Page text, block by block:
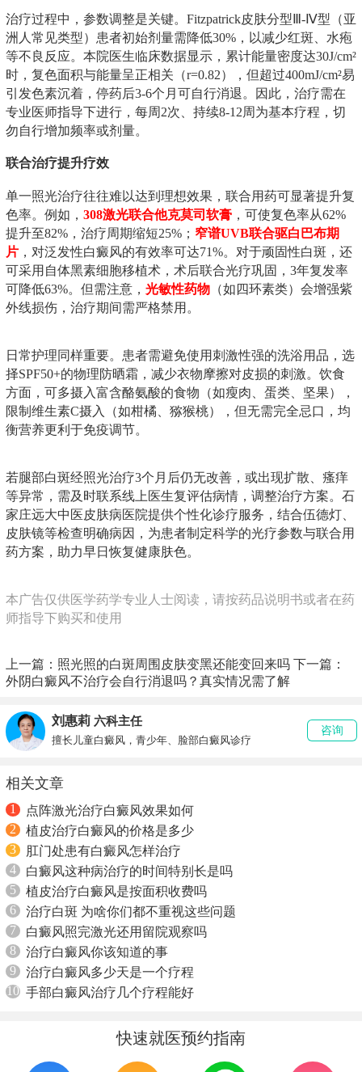
治疗过程中，参数调整是关键。Fitzpatrick皮肤分型Ⅲ-Ⅳ型（亚
洲人常见类型）患者初始剂量需降低30%，以减少红斑、水疱
等不良反应。本院医生临床数据显示，累计能量密度达30J/cm²
时，复色面积与能量呈正相关（r=0.82），但超过400mJ/cm²易
引发色素沉着，停药后3-6个月可自行消退。因此，治疗需在
专业医师指导下进行，每周2次、持续8-12周为基本疗程，切
勿自行增加频率或剂量。
联合治疗提升疗效
单一照光治疗往往难以达到理想效果，联合用药可显著提升复
色率。例如， 308激光联合他克莫司软膏 ，可使复色率从62%
提升至82%，治疗周期缩短25%； 窄谱UVB联合驱白巴布期
片 ，对泛发性白癜风的有效率可达71%。对于顽固性白斑，还
可采用自体黑素细胞移植术，术后联合光疗巩固，3年复发率
可降低63%。但需注意， 光敏性药物 （如四环素类）会增强紫
外线损伤，治疗期间需严格禁用。
日常护理同样重要。患者需避免使用刺激性强的洗浴用品，选
择SPF50+的物理防晒霜，减少衣物摩擦对皮损的刺激。饮食
方面，可多摄入富含酪氨酸的食物（如瘦肉、蛋类、坚果），
限制维生素C摄入（如柑橘、猕猴桃），但无需完全忌口，均
衡营养更利于免疫调节。
若腿部白斑经照光治疗3个月后仍无改善，或出现扩散、瘙痒
等异常，需及时联系线上医生复评估病情，调整治疗方案。石
家庄远大中医皮肤病医院提供个性化诊疗服务，结合伍德灯、
皮肤镜等检查明确病因，为患者制定科学的光疗参数与联合用
药方案，助力早日恢复健康肤色。
本广告仅供医学药学专业人士阅读，请按药品说明书或者在药
师指导下购买和使用
上一篇： 照光照的白斑周围皮肤变黑还能变回来吗 下一篇：
外阴白癜风不治疗会自行消退吗？真实情况需了解
刘惠莉 六科主任
擅长儿童白癜风，青少年、脸部白癜风诊疗
咨询
相关文章
1
点阵激光治疗白癜风效果如何
2
植皮治疗白癜风的价格是多少
3
肛门处患有白癜风怎样治疗
4
白癜风这种病治疗的时间特别长是吗
5
植皮治疗白癜风是按面积收费吗
6
治疗白斑 为啥你们都不重视这些问题
7
白癜风照完激光还用留院观察吗
8
治疗白癜风你该知道的事
9
治疗白癜风多少天是一个疗程
10 手部白癜风治疗几个疗程能好
快速就医预约指南